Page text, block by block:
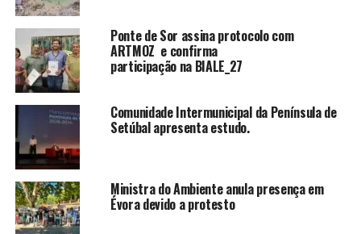
Ponte de Sor assina protocolo com
ARTMOZ e confirma
participação na BIALE_27
Comunidade Intermunicipal da Península de
Setúbal apresenta estudo.
Ministra do Ambiente anula presença em
Évora devido a protesto